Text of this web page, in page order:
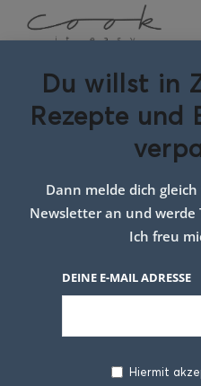
Du willst in
Rezepte und
Dann melde dich
Newsletter an und werde
Ich freu
DEINE E-MAIL ADRESSE
Hiermit